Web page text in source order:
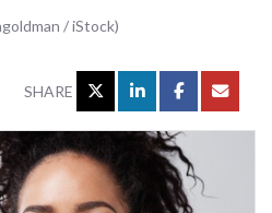
/ iStock)
SHARE